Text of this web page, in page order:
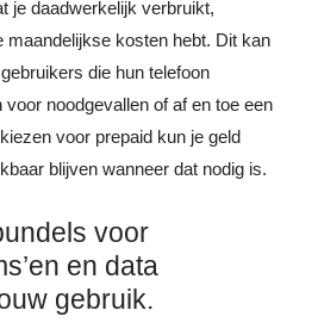
je daadwerkelijk verbruikt,
maandelijkse kosten hebt. Dit kan
die hun telefoon
noodgevallen of af en toe een
voor prepaid kun je geld
blijven wanneer dat nodig is.
voor
en data
gebruik.